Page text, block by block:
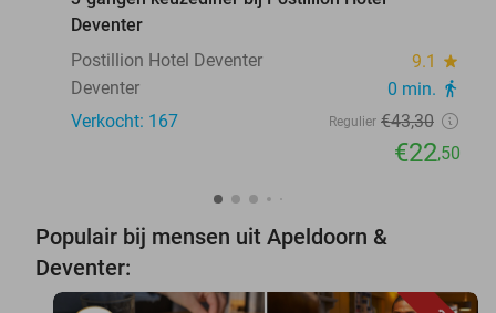
Deventer
Postillion Hotel Deventer
9.1 star
Deventer 0 min. directions_walk
Verkocht: 167 Regulier €43,30
€22,50
Populair bij mensen uit Apeldoorn &
Deventer: